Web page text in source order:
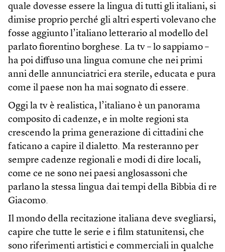
quale dovesse essere la lingua di tutti gli italiani, si
dimise proprio perché gli altri esperti volevano che
fosse aggiunto l’italiano letterario al modello del
parlato fiorentino borghese. La tv – lo sappiamo –
ha poi diffuso una lingua comune che nei primi
anni delle annunciatrici era sterile, educata e pura
come il paese non ha mai sognato di essere.
Oggi la tv è realistica, l’italiano è un panorama
composito di cadenze, e in molte regioni sta
crescendo la prima generazione di cittadini che
faticano a capire il dialetto. Ma resteranno per
sempre cadenze regionali e modi di dire locali,
come ce ne sono nei paesi anglosassoni che
parlano la stessa lingua dai tempi della Bibbia di re
Giacomo.
Il mondo della recitazione italiana deve svegliarsi,
capire che tutte le serie e i film statunitensi, che
sono riferimenti artistici e commerciali in qualche